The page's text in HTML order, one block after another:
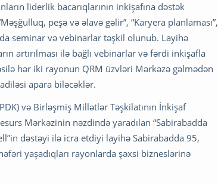
liderlik bacarıqlarının inkişafına dəstək
peşə və əlavə gəlir”, “Karyera planlaması”,
seminar və vebinarlar təşkil olunub. Layihə
artırılması ilə bağlı vebinarlar və fərdi inkişafla
hər iki rayonun QRM üzvləri Mərkəzə gəlmədən
apara biləcəklər.
və Birləşmiş Millətlər Təşkilatının İnkişaf
Mərkəzinin nəzdində yaradılan “Sabirabadda
dəstəyi ilə icra etdiyi layihə Sabirabadda 95,
yaşadıqları rayonlarda şəxsi bizneslərinə